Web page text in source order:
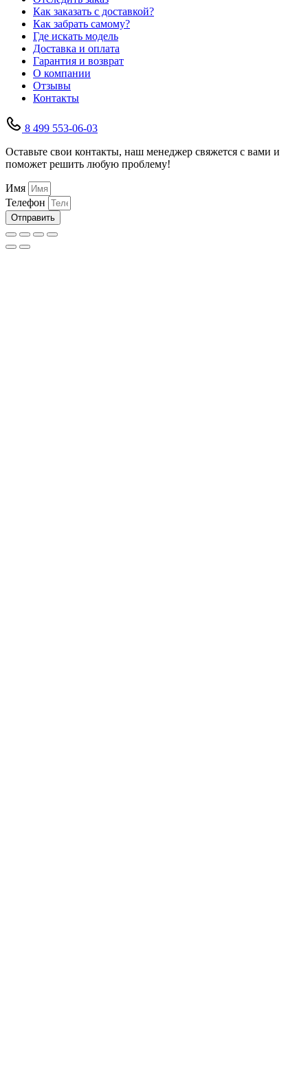
Как заказать с доставкой?
Как забрать самому?
Где искать модель
Доставка и оплата
Гарантия и возврат
О компании
Отзывы
Контакты
8 499 553-06-03
Оставьте свои контакты, наш менеджер свяжется с вами и
поможет решить любую проблему!
Имя
Телефон
Отправить